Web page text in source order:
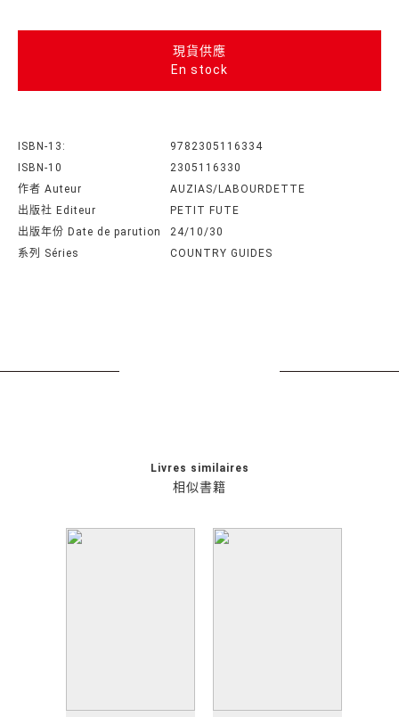
現貨供應
En stock
ISBN-13:
9782305116334
ISBN-10
2305116330
作者 Auteur
AUZIAS/LABOURDETTE
出版社 Editeur
PETIT FUTE
出版年份 Date de parution
24/10/30
系列 Séries
COUNTRY GUIDES
相似書籍
Livres similaires